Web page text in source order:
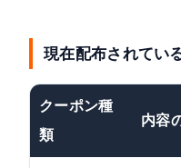
現在配布されてい
クーポン種
類
内容